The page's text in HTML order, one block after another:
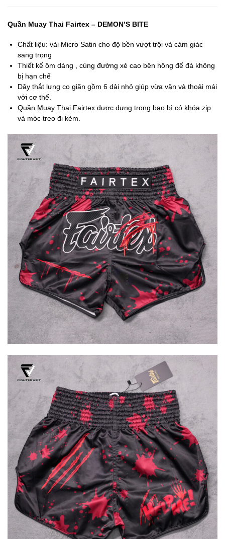
Quần Muay Thai Fairtex – DEMON’S BITE
Chất liệu: vải Micro Satin cho độ bền vượt trội và cảm giác
sang trọng
Thiết kế ôm dáng , cùng đường xẻ cao bên hông để đá không
bị hạn chế
Dây thắt lưng co giãn gồm 6 dải nhỏ giúp vừa vặn và thoải mái
với cơ thể.
Quần Muay Thai Fairtex được đựng trong bao bì có khóa zip
và móc treo đi kèm.